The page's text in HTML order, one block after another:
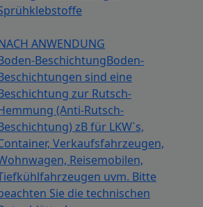
ANWENDUNG
BeschichtungBoden-
sind eine
zur Rutsch-
(Anti-Rutsch-
zB für LKW`s,
Verkaufsfahrzeugen,
Reisemobilen,
uvm. Bitte
Sie die technischen